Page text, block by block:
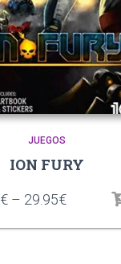
JUEGOS
ION FURY
€ – 29.95€